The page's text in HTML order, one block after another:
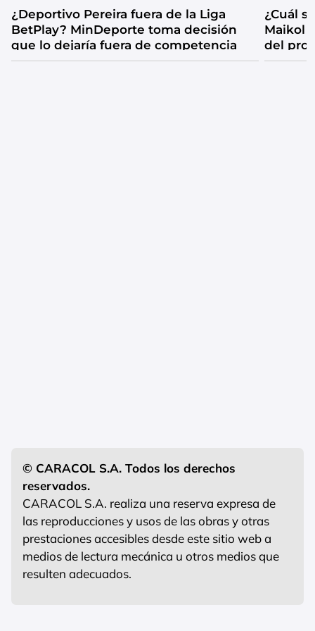
¿Deportivo Pereira fuera de la Liga
BetPlay? MinDeporte toma decisión
que lo dejaría fuera de competencia
¿Cuál
Maikol
del
© CARACOL S.A. Todos los derechos
reservados.
CARACOL S.A. realiza una reserva expresa de
las reproducciones y usos de las obras y otras
prestaciones accesibles desde este sitio web a
medios de lectura mecánica u otros medios que
resulten adecuados.